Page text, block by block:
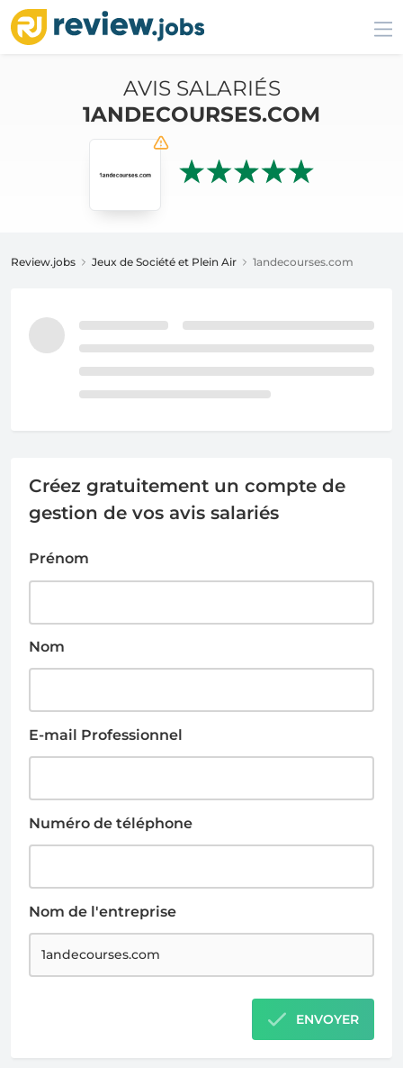
AVIS SALARIÉS
1ANDECOURSES.COM
Review.jobs Jeux de Société et Plein Air 1andecourses.com
Créez gratuitement un compte de
gestion de vos avis salariés
Prénom
Nom
E-mail Professionnel
Numéro de téléphone
Nom de l'entreprise
ENVOYER